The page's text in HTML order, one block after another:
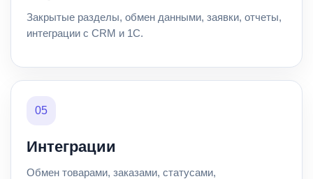
Закрытые разделы, обмен данными, заявки, отчеты,
интеграции с CRM и 1С.
05
Интеграции
Обмен товарами, заказами, статусами,